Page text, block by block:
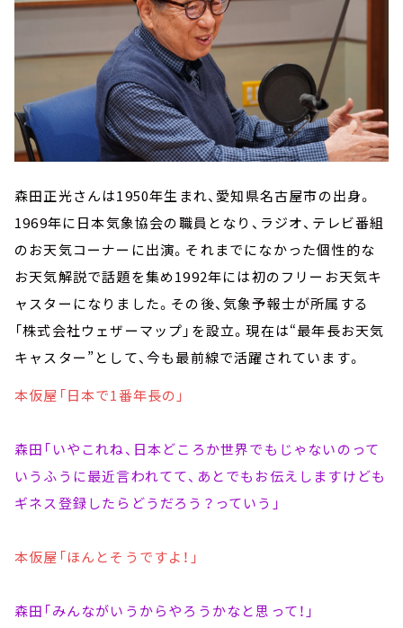
森田正光さんは1950年生まれ、愛知県名古屋市の出身。
1969年に日本気象協会の職員となり、ラジオ、テレビ番組
のお天気コーナーに出演。それまでになかった個性的な
お天気解説で話題を集め1992年には初のフリーお天気キ
ャスターになりました。その後、気象予報士が所属する
「株式会社ウェザーマップ」を設立。現在は“最年長お天気
キャスター”として、今も最前線で活躍されています。
本仮屋「日本で1番年長の」
森田「いやこれね、日本どころか世界でもじゃないのって
いうふうに最近言われてて、あとでもお伝えしますけども
ギネス登録したらどうだろう？っていう」
本仮屋「ほんとそうですよ！」
森田「みんながいうからやろうかなと思って！」